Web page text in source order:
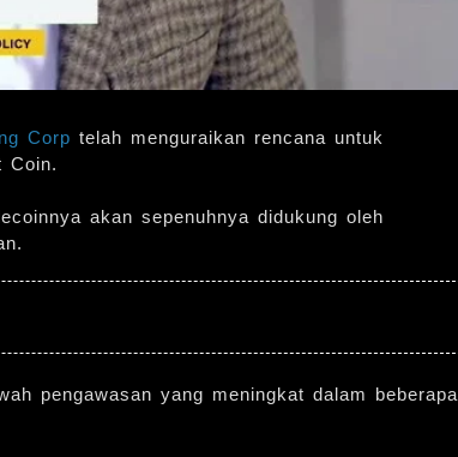
Corp telah menguraikan rencana untuk
Coin.
akan sepenuhnya didukung oleh
pengawasan yang meningkat dalam beberapa